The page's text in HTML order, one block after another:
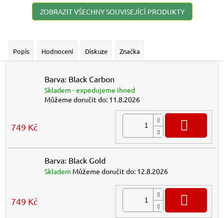
ZOBRAZIT VŠECHNY SOUVISEJÍCÍ PRODUKTY
Popis Hodnocení Diskuze Značka
Barva: Black Carbon
Skladem - expedujeme ihned
Můžeme doručit do: 11.8.2026
749 Kč
Barva: Black Gold
Skladem Můžeme doručit do: 12.8.2026
749 Kč